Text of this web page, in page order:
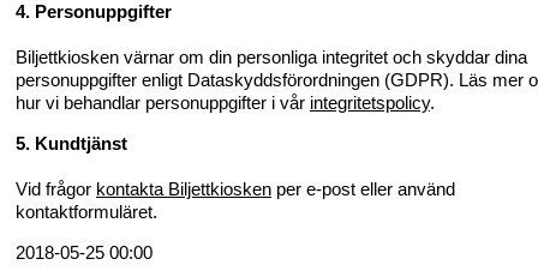
4. Personuppgifter
Biljettkiosken värnar om din personliga integritet och skyddar dina
personuppgifter enligt Dataskyddsförordningen (GDPR). Läs mer
hur vi behandlar personuppgifter i vår integritetspolicy.
5. Kundtjänst
Vid frågor kontakta Biljettkiosken per e-post eller använd
kontaktformuläret.
2018-05-25 00:00